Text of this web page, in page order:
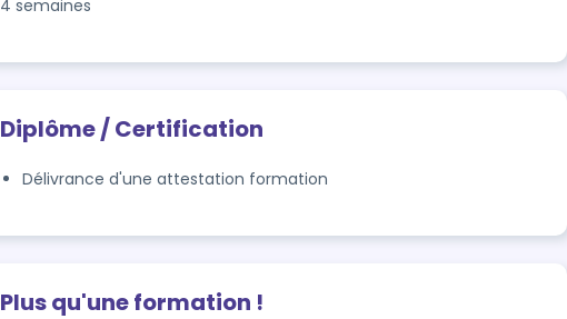
4 semaines
Diplôme / Certification
Délivrance d'une attestation formation
Plus qu'une formation !